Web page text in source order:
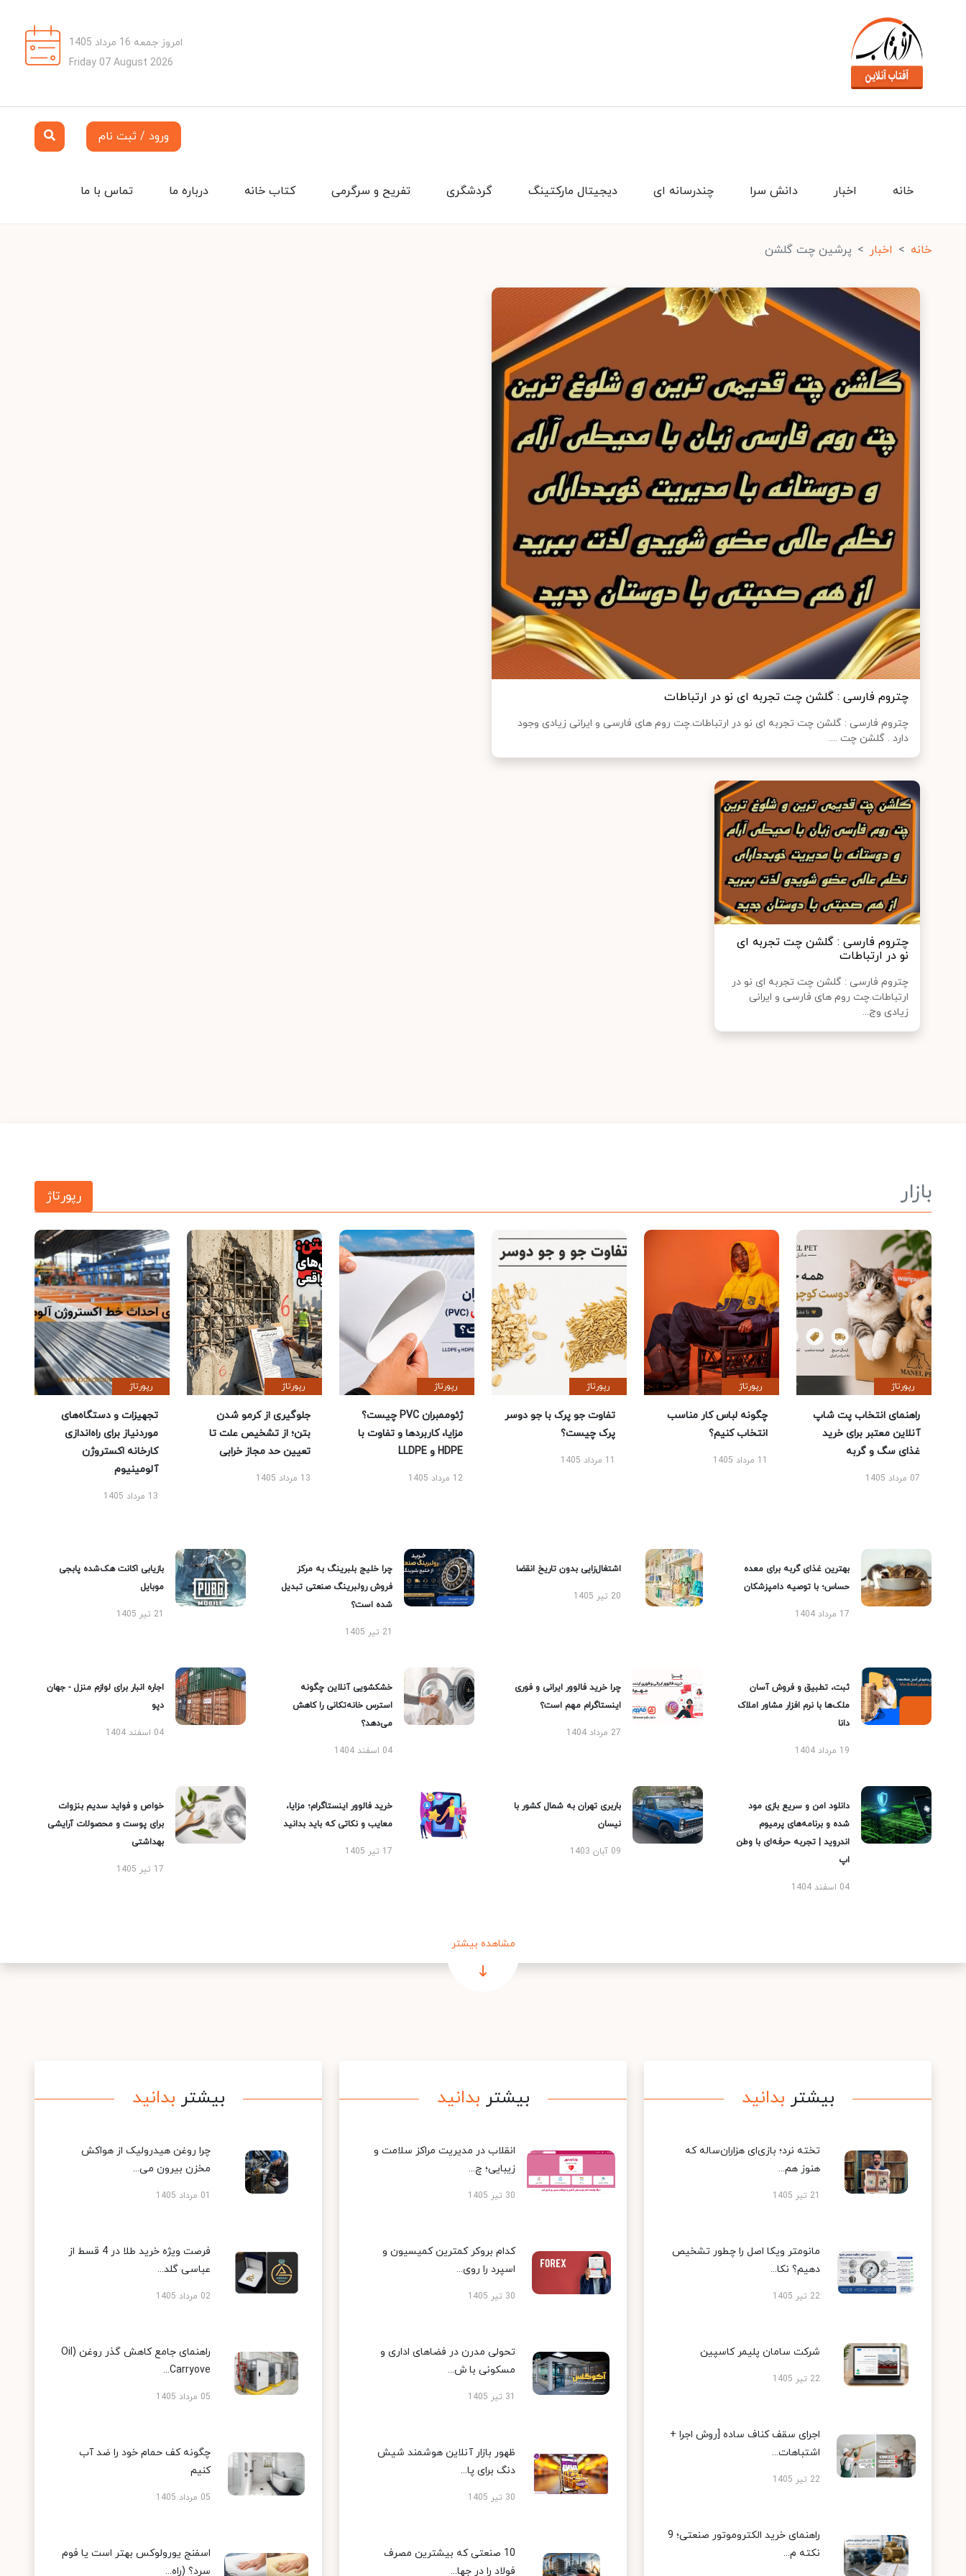
امروز جمعه 16 مرداد 1405
Friday 07 August 2026
ورود / ثبت نام
تماس با ما درباره ما کتاب خانه تفریح و سرگرمی گردشگری دیجیتال مارکتینگ چندرسانه ای دانش سرا اخبار خانه
خانه اخبار پرشین چت گلشن
چتروم فارسی : گلشن چت تجربه ای نو در ارتباطات
چتروم فارسی : گلشن چت تجربه ای نو در ارتباطات.چت روم های فارسی و ایرانی زیادی وجود
دارد . گلشن چت ....
چتروم فارسی : گلشن چت تجربه ای
نو در ارتباطات
چتروم فارسی : گلشن چت تجربه ای نو در
ارتباطات.چت روم های فارسی و ایرانی
زیادی وج...
بازار رپورتاژ
رپورتاژ
راهنمای انتخاب پت شاپ
آنلاین معتبر برای خرید
غذای سگ و گربه
07 مرداد 1405
رپورتاژ
چگونه لباس کار مناسب
انتخاب کنیم؟
11 مرداد 1405
رپورتاژ
تفاوت جو پرک با جو دوسر
پرک چیست؟
11 مرداد 1405
رپورتاژ
ژئوممبران PVC چیست؟
مزایا، کاربردها و تفاوت با
HDPE و LLDPE
12 مرداد 1405
رپورتاژ
جلوگیری از کرمو شدن
بتن؛ از تشخیص علت تا
تعیین حد مجاز خرابی
13 مرداد 1405
رپورتاژ
تجهیزات و دستگاه‌های
موردنیاز برای راه‌اندازی
کارخانه اکستروژن
آلومینیوم
13 مرداد 1405
بهترین غذای گربه برای معده
حساس؛ با توصیه دامپزشکان
17 مرداد 1404
اشتغال‌زایی بدون تاریخ انقضا
20 تیر 1405
چرا خلیج بلبرینگ به مرکز
فروش رولبرینگ صنعتی تبدیل
شده است؟
21 تیر 1405
بازیابی اکانت هک‌شده پابجی
موبایل
21 تیر 1405
ثبت، تطبیق و فروش آسان
ملک‌ها با نرم افزار مشاور املاک
دانا
19 مرداد 1404
چرا خرید فالوور ایرانی و فوری
اینستاگرام مهم است؟
27 مرداد 1404
خشکشویی آنلاین چگونه
استرس خانه‌تکانی را کاهش
می‌دهد؟
04 اسفند 1404
اجاره انبار برای لوازم منزل - جهان
دپو
04 اسفند 1404
دانلود امن و سریع بازی مود
شده و برنامه‌های پرمیوم
اندروید | تجربه حرفه‌ای با وطن
اپ
04 اسفند 1404
باربری تهران به شمال کشور با
نیسان
09 آبان 1403
خرید فالوور اینستاگرام؛ مزایا،
معایب و نکاتی که باید بدانید
17 تیر 1405
خواص و فواید سدیم بنزوات
برای پوست و محصولات آرایشی
بهداشتی
17 تیر 1405
مشاهده بیشتر
بیشتر بدانید
تخته نرد؛ بازی‌ای هزاران‌ساله که
هنوز هم...
21 تیر 1405
مانومتر ویکا اصل را چطور تشخیص
دهیم؟ نکا...
22 تیر 1405
شرکت سامان پلیمر کاسپین
22 تیر 1405
اجرای سقف کناف ساده [روش اجرا +
اشتباهات...
22 تیر 1405
راهنمای خرید الکتروموتور صنعتی؛ 9
نکته م...
بیشتر بدانید
انقلاب در مدیریت مراکز سلامت و
زیبایی؛ چ...
30 تیر 1405
کدام بروکر کمترین کمیسیون و
اسپرد را روی...
30 تیر 1405
تحولی مدرن در فضاهای اداری و
مسکونی با ش...
31 تیر 1405
ظهور بازار آنلاین هوشمند شیش
دنگ برای پا...
30 تیر 1405
10 صنعتی که بیشترین مصرف
فولاد را در جها...
بیشتر بدانید
چرا روغن هیدرولیک از هواکش
مخزن بیرون می...
01 مرداد 1405
فرصت ویژه خرید طلا در 4 قسط از
عباسی گلد...
02 مرداد 1405
راهنمای جامع کاهش گذر روغن (Oil
Carryove...
05 مرداد 1405
چگونه کف حمام خود را ضد آب
کنیم
05 مرداد 1405
اسفنج یورولوکس بهتر است یا فوم
سرد؟ (راه...